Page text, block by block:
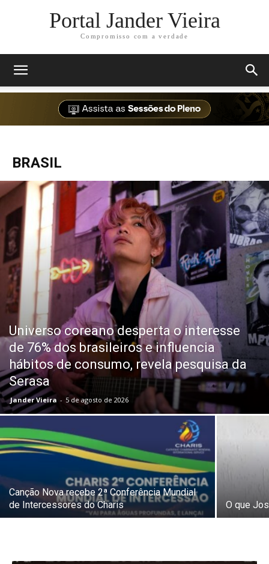
Portal Jander Vieira
Compromisso com a verdade
BRASIL
Universo coreano desperta o interesse
de 76% dos brasileiros e influencia
hábitos de consumo, revela pesquisa da
Serasa
Jander Vieira - 5 de agosto de 2026
Canção Nova recebe 2ª Conferência Mundial
de Intercessores do Charis
O que